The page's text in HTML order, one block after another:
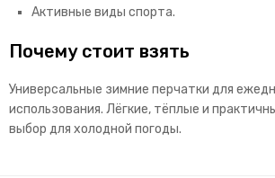
Активные виды спорта.
Почему стоит взять
Универсальные зимние перчатки для
использования. Лёгкие, тёплые и
выбор для холодной погоды.